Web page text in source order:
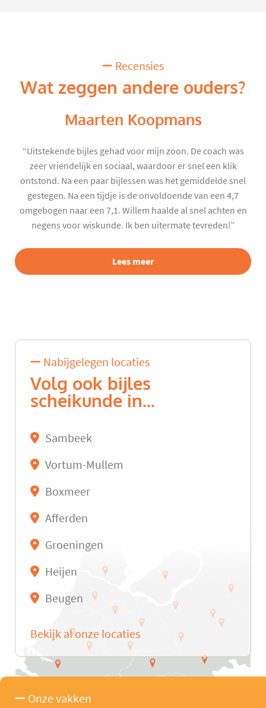
Recensies
Wat zeggen andere ouders?
Maarten Koopmans
“Uitstekende bijles gehad voor mijn zoon. De coach was
zeer vriendelijk en sociaal, waardoor er snel een klik
ontstond. Na een paar bijlessen was het gemiddelde snel
gestegen. Na een tijdje is de onvoldoende van een 4,7
omgebogen naar een 7,1. Willem haalde al snel achten en
negens voor wiskunde. Ik ben uitermate tevreden!”
Lees meer
Nabijgelegen locaties
Volg ook bijles
scheikunde in...
Sambeek
Vortum-Mullem
Boxmeer
Afferden
Groeningen
Heijen
Beugen
Bekijk al onze locaties
Onze vakken